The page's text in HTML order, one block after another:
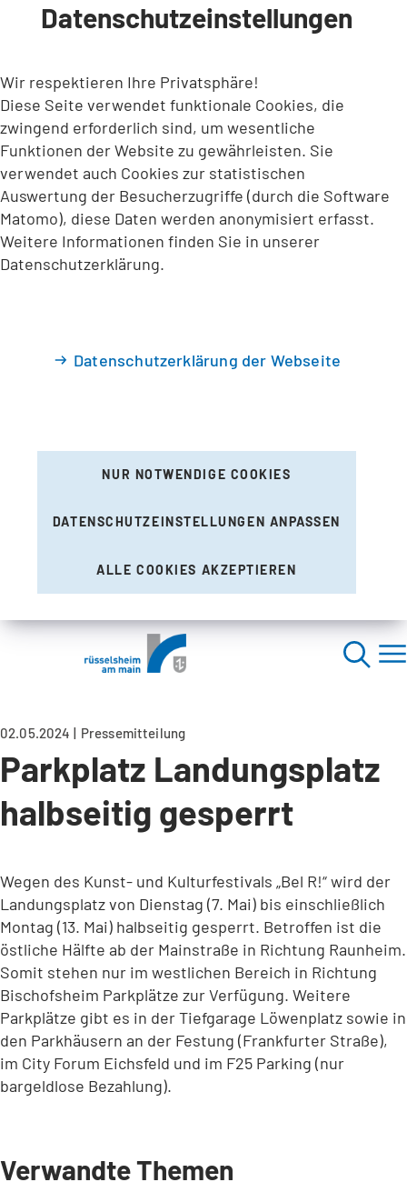
INHALT ANSPRINGEN
Datenschutzeinstellungen
Wir respektieren Ihre Privatsphäre!
Diese Seite verwendet funktionale Cookies, die
zwingend erforderlich sind, um wesentliche
Funktionen der Website zu gewährleisten. Sie
verwendet auch Cookies zur statistischen
Auswertung der Besucherzugriffe (durch die Software
Matomo), diese Daten werden anonymisiert erfasst.
Weitere Informationen finden Sie in unserer
Datenschutzerklärung.
Datenschutzerklärung der Webseite
NUR NOTWENDIGE COOKIES
DATENSCHUTZEINSTELLUNGEN ANPASSEN
ALLE COOKIES AKZEPTIEREN
02.05.2024 Pressemitteilung
Parkplatz Landungsplatz
halbseitig gesperrt
Wegen des Kunst- und Kulturfestivals „Bel R!“ wird der
Landungsplatz von Dienstag (7. Mai) bis einschließlich
Montag (13. Mai) halbseitig gesperrt. Betroffen ist die
östliche Hälfte ab der Mainstraße in Richtung Raunheim.
Somit stehen nur im westlichen Bereich in Richtung
Bischofsheim Parkplätze zur Verfügung. Weitere
Parkplätze gibt es in der Tiefgarage Löwenplatz sowie in
den Parkhäusern an der Festung (Frankfurter Straße),
im City Forum Eichsfeld und im F25 Parking (nur
bargeldlose Bezahlung).
Verwandte Themen